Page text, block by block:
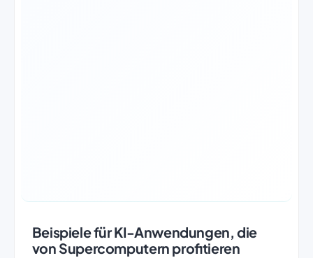
Beispiele für KI-Anwendungen, die
von Supercomputern profitieren